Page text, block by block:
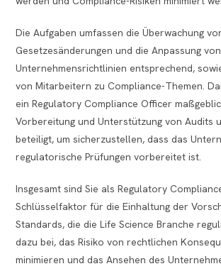
Die Aufgaben umfassen die Überwachung
Gesetzesänderungen und die Anpassung von
Unternehmensrichtlinien entsprechend,
von Mitarbeitern zu Compliance-Themen.
ein Regulatory Compliance Officer
Vorbereitung und Unterstützung von Audits
beteiligt, um sicherzustellen, dass das
regulatorische Prüfungen vorbereitet ist.
Insgesamt sind Sie als Regulatory
Schlüsselfaktor für die Einhaltung der
Standards, die die Life Science Branche
dazu bei, das Risiko von rechtlichen
minimieren und das Ansehen des